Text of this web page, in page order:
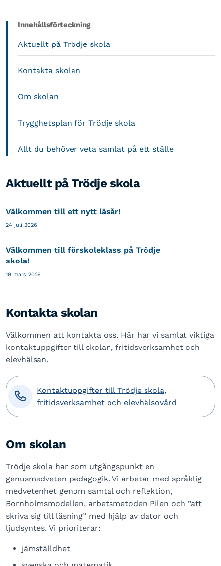
Innehållsförteckning
Aktuellt på Trödje skola
Kontakta skolan
Om skolan
Trygghetsplan för Trödje skola
Allt du behöver veta samlat på ett ställe
Aktuellt på Trödje skola
Välkommen till ett nytt läsår!
24 juli 2026
Välkommen till förskoleklass på Trödje
skola!
19 mars 2026
Kontakta skolan
Välkommen att kontakta oss. Här har vi samlat viktiga
kontaktuppgifter till skolan, fritidsverksamhet och
elevhälsan.

Kontaktuppgifter till Trödje skola,
fritidsverksamhet och elevhälsovård
Om skolan
Trödje skola har som utgångspunkt en
genusmedveten pedagogik. Vi arbetar med språklig
medvetenhet genom samtal och reflektion,
Bornholmsmodellen, arbetsmetoden Pilen och ”att
skriva sig till läsning” med hjälp av dator och
ljudsyntes. Vi prioriterar:
jämställdhet